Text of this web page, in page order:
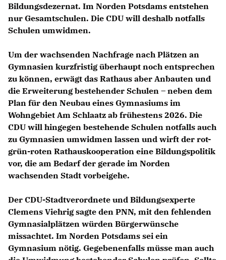
Bildungsdezernat. Im Norden Potsdams entstehen
nur Gesamtschulen. Die CDU will deshalb notfalls
Schulen umwidmen.
Um der wachsenden Nachfrage nach Plätzen an
Gymnasien kurzfristig überhaupt noch entsprechen
zu können, erwägt das Rathaus aber Anbauten und
die Erweiterung bestehender Schulen – neben dem
Plan für den Neubau eines Gymnasiums im
Wohngebiet Am Schlaatz ab frühestens 2026. Die
CDU will hingegen bestehende Schulen notfalls auch
zu Gymnasien umwidmen lassen und wirft der rot-
grün-roten Rathauskooperation eine Bildungspolitik
vor, die am Bedarf der gerade im Norden
wachsenden Stadt vorbeigehe.
Der CDU-Stadtverordnete und Bildungsexperte
Clemens Viehrig sagte den PNN, mit den fehlenden
Gymnasialplätzen würden Bürgerwünsche
missachtet. Im Norden Potsdams sei ein
Gymnasium nötig. Gegebenenfalls müsse man auch